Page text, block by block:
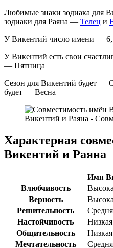
Любимые знаки зодиака для
зодиаки для Раяна — Телец и
У Викентий число имени —
У Викентий есть свои
— Пятница
Сезон для Викентий будет —
будет — Весна
Викентий и Раяна -
Характерная
Викентий и Раяна
Имя
Влюбчивость
Верность
Решительность
Настойчивость
Низкая
Общительность
Низкая
Мечтательность